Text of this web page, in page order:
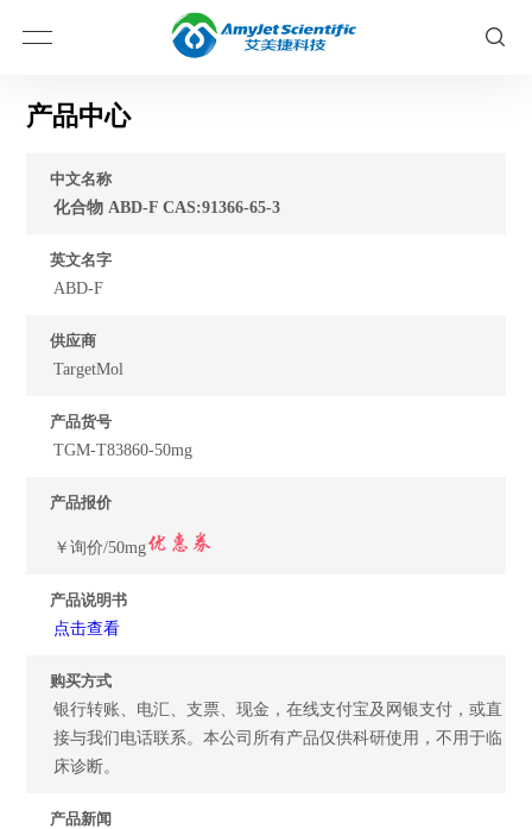
产品中心
中文名称
化合物 ABD-F CAS:91366-65-3
英文名字
ABD-F
供应商
TargetMol
产品货号
TGM-T83860-50mg
产品报价
￥询价/50mg
产品说明书
点击查看
购买方式
银行转账、电汇、支票、现金，在线支付宝及网银支付，或直
接与我们电话联系。本公司所有产品仅供科研使用，不用于临
床诊断。
产品新闻